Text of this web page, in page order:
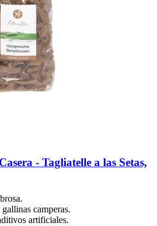
-​ Tagliatelle a las Setas,
camperas.
artificiales.